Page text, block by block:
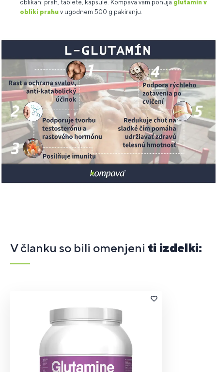
oblikah: prah, tablete, kapsule. Kompava vam ponuja glutamin v
obliki prahu v ugodnem 500 g pakiranju.
V članku so bili omenjeni ti izdelki: